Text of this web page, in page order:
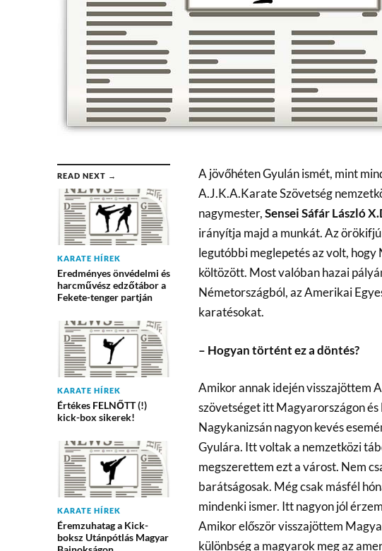
READ NEXT →
KARATE HÍREK
Eredményes önvédelmi és
harcművész edzőtábor a
Fekete-tenger partján
KARATE HÍREK
Értékes FELNŐTT (!)
kick-box sikerek!
KARATE HÍREK
Éremzuhatag a Kick-
boksz Utánpótlás Magyar
A jövőhéten Gyulán ismét, mint
A.J.K.A.Karate Szövetség
nagymester,Sensei Sáfár László
irányítja majd a munkát. Az
legutóbbi meglepetés az volt,
költözött. Most valóban hazai
Németországból, az Amerikai
karatésokat.
– Hogyan történt ez a döntés?
Amikor annak idején visszajöttem
szövetséget itt Magyarországon
Nagykanizsán nagyon kevés
Gyulára. Itt voltak a nemzetközi
megszerettem ezt a várost. Nem
barátságosak. Még csak másfél
mindenki ismer. Itt nagyon jól
Amikor először visszajöttem
különbség a magyarok meg az